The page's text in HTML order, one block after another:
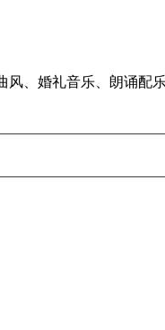
风、婚礼音乐、朗诵配